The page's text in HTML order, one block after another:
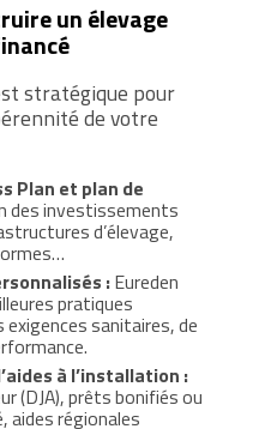
un élevage
stratégique pour
de votre
Plan et plan de
des investissements
d’élevage,
:Eureden
pratiques
exigences sanitaires, de
à l’installation :
(DJA), prêts bonifiés ou
aides régionales